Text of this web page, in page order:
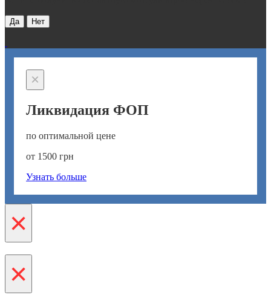
Да Нет
×
Ликвидация ФОП
по оптимальной цене
от 1500 грн
Узнать больше
×
×